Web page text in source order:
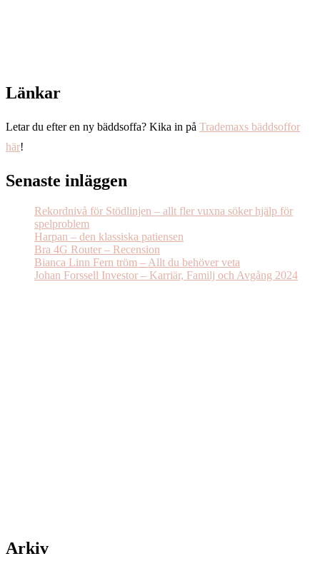
Länkar
Letar du efter en ny bäddsoffa? Kika in på Trademaxs bäddsoffor
här!
Senaste inläggen
Rekordnivå för Stödlinjen – allt fler vuxna söker hjälp för
spelproblem
Harpan – den klassiska patiensen
Bra 4G Router – Recension
Bianca Linn Fern tröm – Allt du behöver veta
Johan Forssell Investor – Karriär, Familj och Avgång 2024
Arkiv